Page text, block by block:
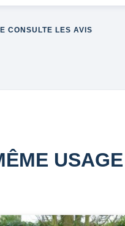
CONSULTE LES AVIS
USAGE